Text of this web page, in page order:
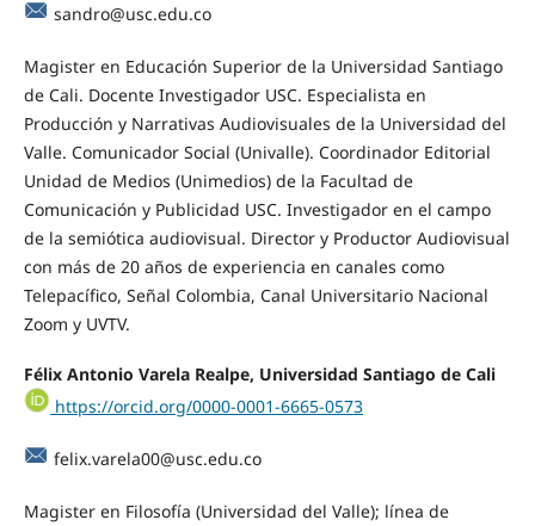
sandro@usc.edu.co
Magister en Educación Superior de la Universidad Santiago
de Cali. Docente Investigador USC. Especialista en
Producción y Narrativas Audiovisuales de la Universidad del
Valle. Comunicador Social (Univalle). Coordinador Editorial
Unidad de Medios (Unimedios) de la Facultad de
Comunicación y Publicidad USC. Investigador en el campo
de la semiótica audiovisual. Director y Productor Audiovisual
con más de 20 años de experiencia en canales como
Telepacífico, Señal Colombia, Canal Universitario Nacional
Zoom y UVTV.
Félix Antonio Varela Realpe, Universidad Santiago de Cali
https://orcid.org/0000-0001-6665-0573
felix.varela00@usc.edu.co
Magister en Filosofía (Universidad del Valle); línea de